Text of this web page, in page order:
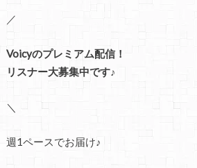
／
Voicyのプレミアム配信！
リスナー大募集中です♪
＼
週1ペースでお届け♪